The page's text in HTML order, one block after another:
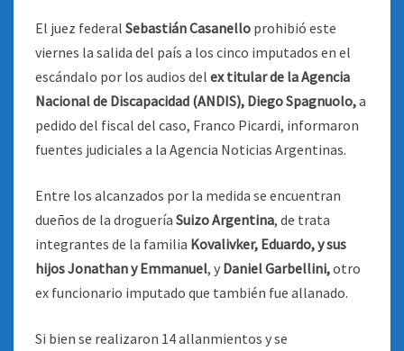
El juez federal Sebastián Casanello prohibió este
viernes la salida del país a los cinco imputados en el
escándalo por los audios del ex titular de la Agencia
Nacional de Discapacidad (ANDIS), Diego Spagnuolo,a
pedido del fiscal del caso, Franco Picardi, informaron
fuentes judiciales a la Agencia Noticias Argentinas.
Entre los alcanzados por la medida se encuentran
dueños de la droguería Suizo Argentina, de trata
integrantes de la familia Kovalivker, Eduardo, y sus
hijos Jonathan y Emmanuel, y Daniel Garbellini,otro
ex funcionario imputado que también fue allanado.
Si bien se realizaron 14 allanmientos y se